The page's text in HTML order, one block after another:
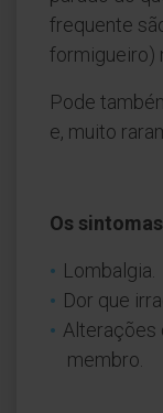
frequente
formigueiro)
Pode
e, muito
Os
Lombalgia.
Dor que
Alterações
membro.